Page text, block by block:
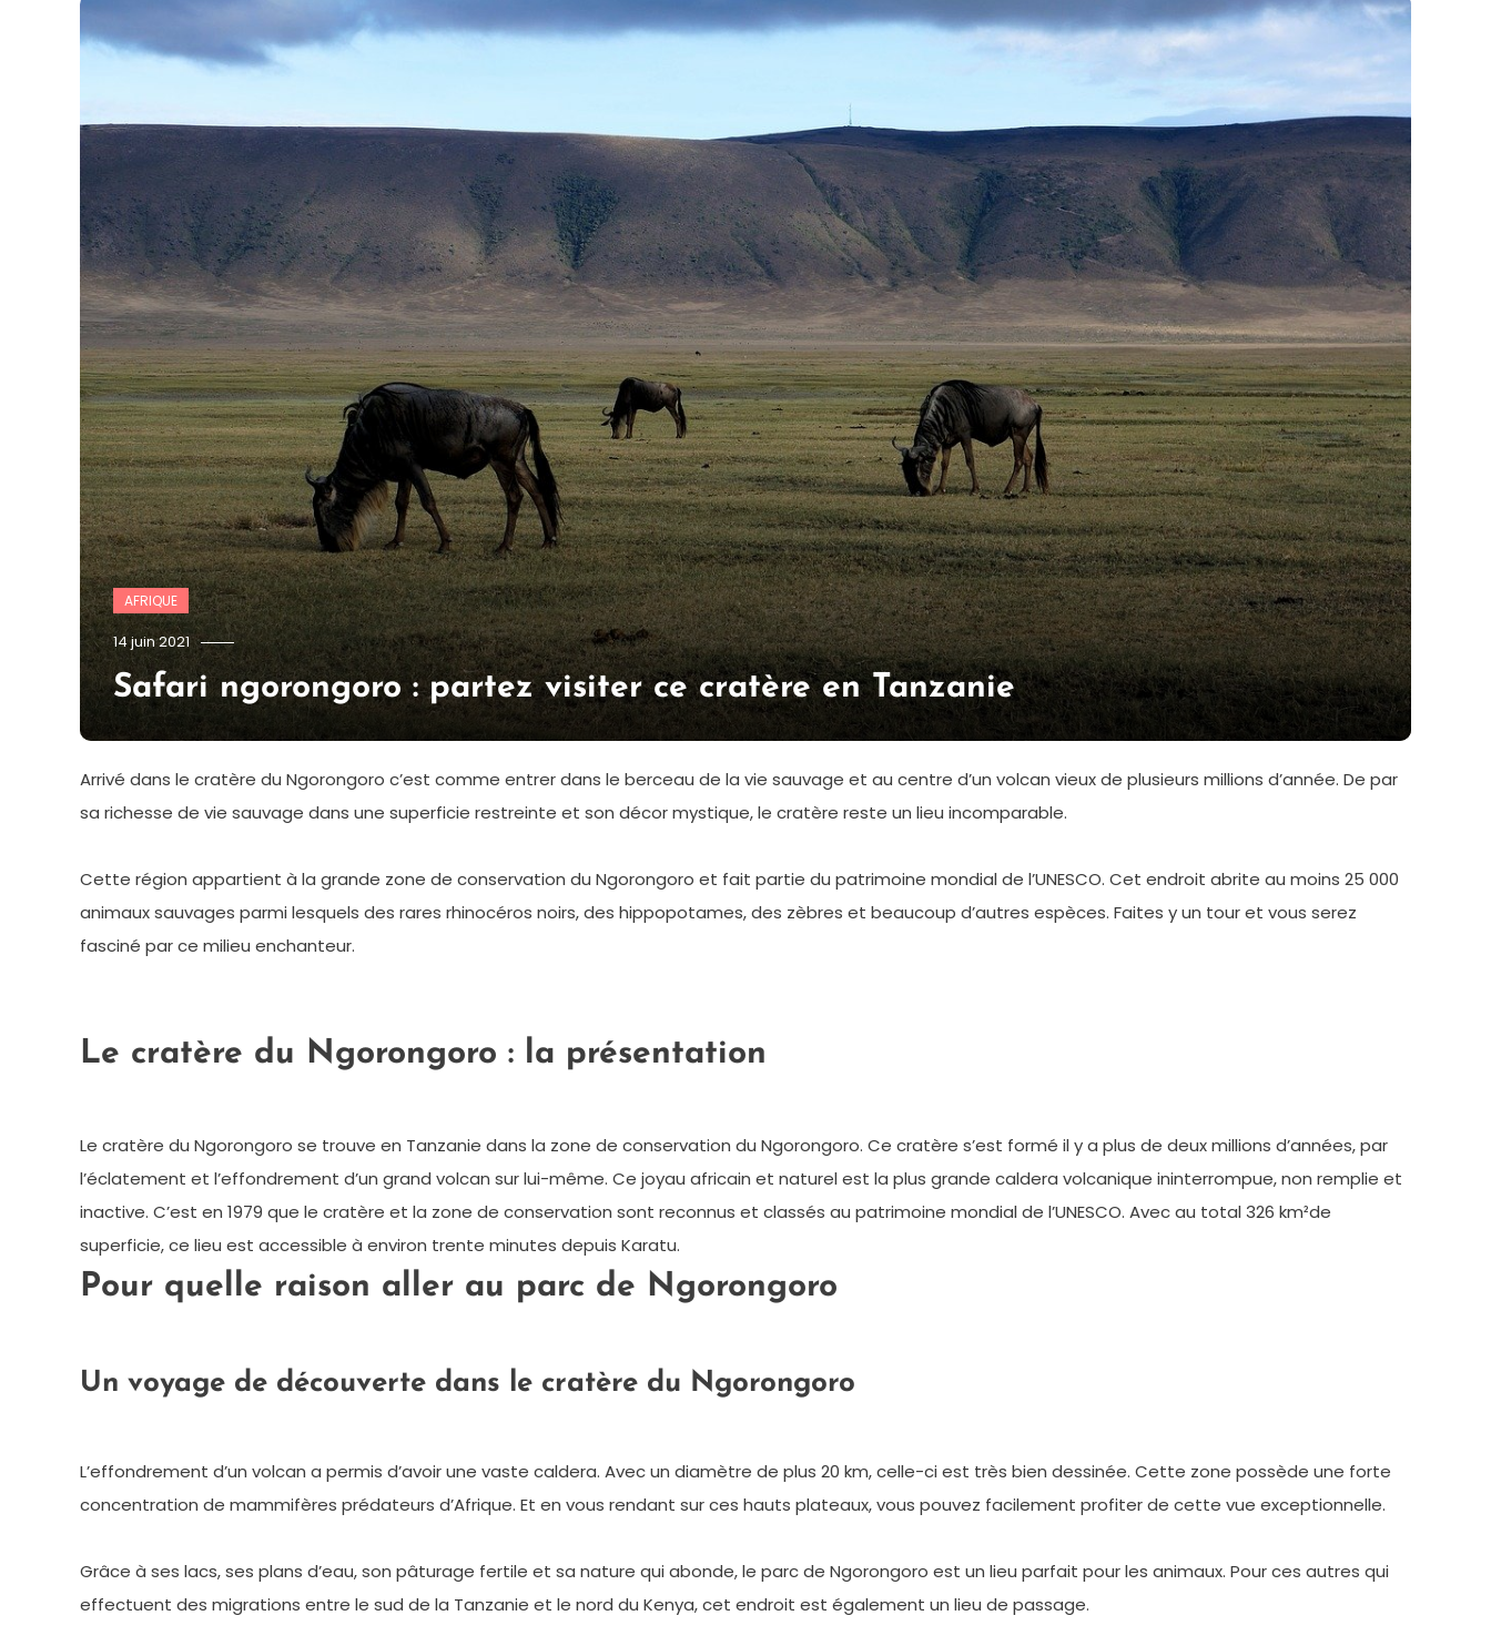
AFRIQUE
14 juin 2021 admin
Safari ngorongoro : partez visiter ce cratère en Tanzanie
Arrivé dans le cratère du Ngorongoro c’est comme entrer dans le berceau de la vie sauvage et au centre d’un volcan vieux de plusieurs millions d’année. De par
sa richesse de vie sauvage dans une superficie restreinte et son décor mystique, le cratère reste un lieu incomparable.
Cette région appartient à la grande zone de conservation du Ngorongoro et fait partie du patrimoine mondial de l’UNESCO. Cet endroit abrite au moins 25 000
animaux sauvages parmi lesquels des rares rhinocéros noirs, des hippopotames, des zèbres et beaucoup d’autres espèces. Faites y un tour et vous serez
fasciné par ce milieu enchanteur.
Le cratère du Ngorongoro : la présentation
Le cratère du Ngorongoro se trouve en Tanzanie dans la zone de conservation du Ngorongoro. Ce cratère s’est formé il y a plus de deux millions d’années, par
l’éclatement et l’effondrement d’un grand volcan sur lui-même. Ce joyau africain et naturel est la plus grande caldera volcanique ininterrompue, non remplie et
inactive. C’est en 1979 que le cratère et la zone de conservation sont reconnus et classés au patrimoine mondial de l’UNESCO. Avec au total 326 km²de
superficie, ce lieu est accessible à environ trente minutes depuis Karatu.
Pour quelle raison aller au parc de Ngorongoro
Un voyage de découverte dans le cratère du Ngorongoro
L’effondrement d’un volcan a permis d’avoir une vaste caldera. Avec un diamètre de plus 20 km, celle-ci est très bien dessinée. Cette zone possède une forte
concentration de mammifères prédateurs d’Afrique. Et en vous rendant sur ces hauts plateaux, vous pouvez facilement profiter de cette vue exceptionnelle.
Grâce à ses lacs, ses plans d’eau, son pâturage fertile et sa nature qui abonde, le parc de Ngorongoro est un lieu parfait pour les animaux. Pour ces autres qui
effectuent des migrations entre le sud de la Tanzanie et le nord du Kenya, cet endroit est également un lieu de passage.